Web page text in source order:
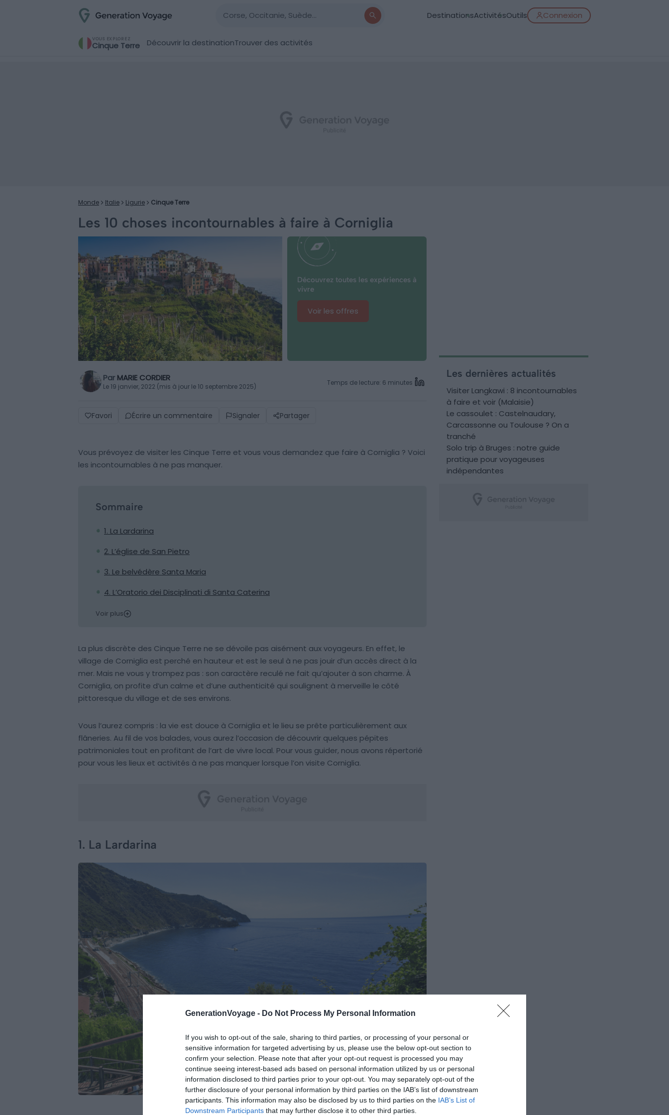
GenerationVoyage - Do Not Process My Personal Information
If you wish to opt-out of the sale, sharing to third parties, or processing of your personal or
sensitive information for targeted advertising by us, please use the below opt-out section to
confirm your selection. Please note that after your opt-out request is processed you may
continue seeing interest-based ads based on personal information utilized by us or personal
information disclosed to third parties prior to your opt-out. You may separately opt-out of the
further disclosure of your personal information by third parties on the IAB’s list of downstream
participants. This information may also be disclosed by us to third parties on the IAB’s List of
Downstream Participants that may further disclose it to other third parties.
DestinationsActivitésOutils Connexion
VOUS EXPLOREZ
Cinque Terre Découvrir la destinationTrouver des activités
Monde Italie Ligurie Cinque Terre
Les 10 choses incontournables à faire à Corniglia
Découvrez toutes les expériences à
vivre
Voir les offres
Par MARIE CORDIER
Le 19 janvier, 2022 (mis à jour le 10 septembre 2025) Temps de lecture: 6 minutes
Favori Écrire un commentaire Signaler Partager
Vous prévoyez de visiter les Cinque Terre et vous vous demandez que faire à Corniglia ? Voici
les incontournables à ne pas manquer.
Sommaire
1. La Lardarina
2. L’église de San Pietro
3. Le belvédère Santa Maria
4. L’Oratorio dei Disciplinati di Santa Caterina
Voir plus
La plus discrète des Cinque Terre ne se dévoile pas aisément aux voyageurs. En effet, le
village de Corniglia est perché en hauteur et est le seul à ne pas jouir d’un accès direct à la
mer. Mais ne vous y trompez pas : son caractère reculé ne fait qu’ajouter à son charme. À
Corniglia, on profite d’un calme et d’une authenticité qui soulignent à merveille le côté
pittoresque du village et de ses environs.
Vous l’aurez compris : la vie est douce à Corniglia et le lieu se prête particulièrement aux
flâneries. Au fil de vos balades, vous aurez l’occasion de découvrir quelques pépites
patrimoniales tout en profitant de l’art de vivre local. Pour vous guider, nous avons répertorié
pour vous les lieux et activités à ne pas manquer lorsque l’on visite Corniglia.
1. La Lardarina
Crédit photo : Shutterstock – ELEPHOTOS
Les dernières actualités
Visiter Langkawi : 8 incontournables
à faire et voir (Malaisie)
Le cassoulet : Castelnaudary,
Carcassonne ou Toulouse ? On a
tranché
Solo trip à Bruges : notre guide
pratique pour voyageuses
indépendantes